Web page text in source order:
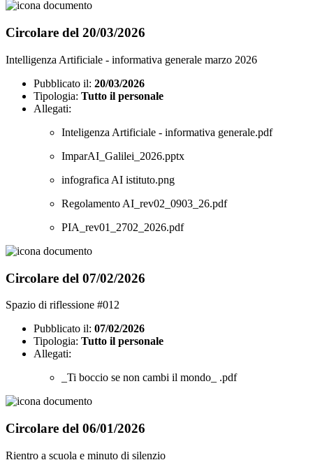
Circolare del 20/03/2026
Intelligenza Artificiale - informativa generale marzo 2026
Pubblicato il: 20/03/2026
Tipologia: Tutto il personale
Allegati:
Inteligenza Artificiale - informativa generale.pdf
ImparAI_Galilei_2026.pptx
infografica AI istituto.png
Regolamento AI_rev02_0903_26.pdf
PIA_rev01_2702_2026.pdf
Circolare del 07/02/2026
Spazio di riflessione #012
Pubblicato il: 07/02/2026
Tipologia: Tutto il personale
Allegati:
_Ti boccio se non cambi il mondo_ .pdf
Circolare del 06/01/2026
Rientro a scuola e minuto di silenzio